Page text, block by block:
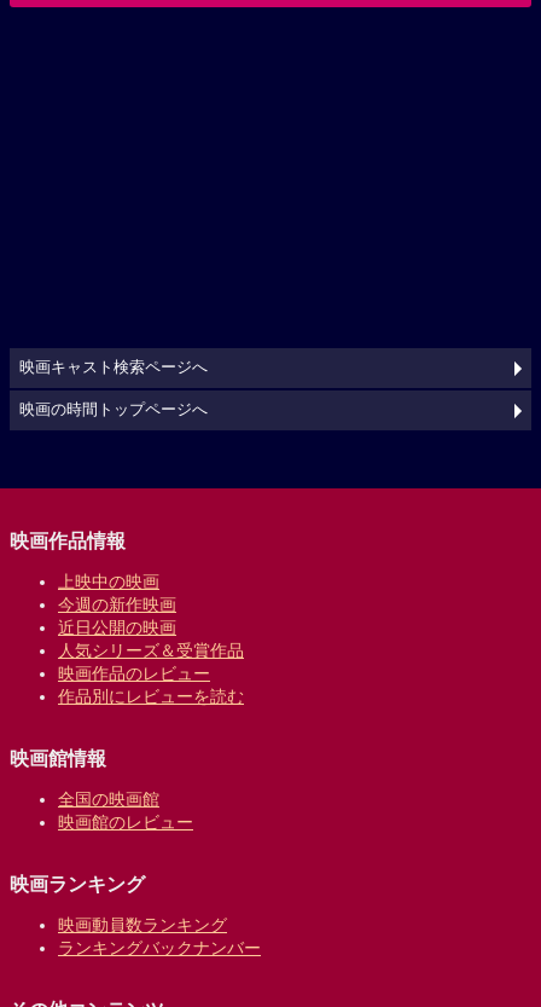
映画キャスト検索ページへ
映画の時間トップページへ
映画作品情報
上映中の映画
今週の新作映画
近日公開の映画
人気シリーズ＆受賞作品
映画作品のレビュー
作品別にレビューを読む
映画館情報
全国の映画館
映画館のレビュー
映画ランキング
映画動員数ランキング
ランキングバックナンバー